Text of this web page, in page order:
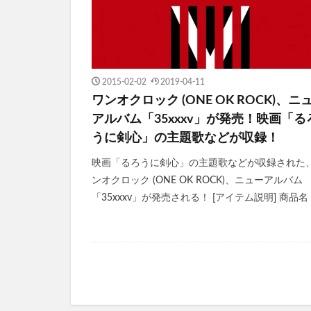
2015-02-02 2019-04-11
ワンオクロック (ONE OK ROCK)、ニ
アルバム「35xxxv」が発売！映画「る
うに剣心」の主題歌などが収録！
映画「るろうに剣心」の主題歌などが収録された
ンオクロック (ONE OK ROCK)、ニューアルバム
「35xxxv」が発売される！ [アイテム説明] 商品名